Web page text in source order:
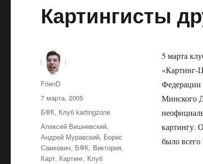
Картингисты
5 марта
«Картинг-
Федерации
Минского
картингу.
было
Автор
FrienD
Опубликовано
7 марта, 2005
Рубрики
БФК, Клуб kartingzone
Метки
Алексей Вишневский,
Андрей Муравский, Борис
Самкович, БФК, Виктория,
Карт, Картинг, Клуб